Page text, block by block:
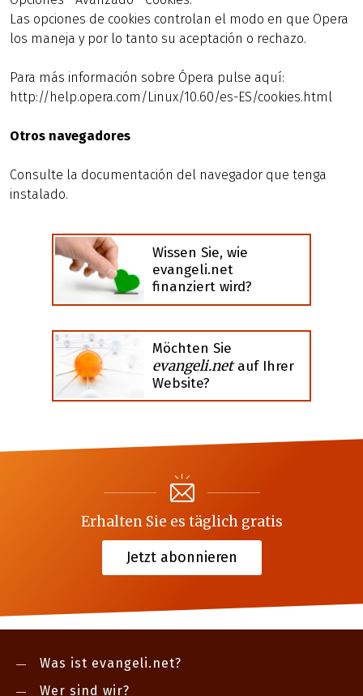
Las opciones de cookies controlan el modo en que Opera
los maneja y por lo tanto su aceptación o rechazo.
Para más información sobre Ópera pulse aquí:
http://help.opera.com/Linux/10.60/es-ES/cookies.html
Otros navegadores
Consulte la documentación del navegador que tenga
instalado.
Wissen Sie, wie
evangeli.net
finanziert wird?
Möchten Sie
evangeli.netauf Ihrer
Website?
Erhalten Sie es täglich gratis
Jetzt abonnieren
Was ist evangeli.net?
Wer sind wir?